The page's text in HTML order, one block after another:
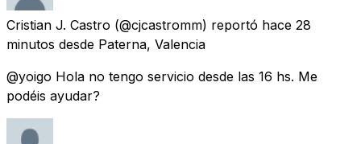
Cristian J. Castro (@cjcastromm) reportó hace 28
minutos desde Paterna, Valencia
@yoigo Hola no tengo servicio desde las 16 hs. Me
podéis ayudar?